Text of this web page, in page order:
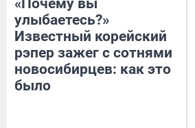
«Почему вы
улыбаетесь?»
Известный корейский
рэпер зажег с сотнями
новосибирцев: как это
было